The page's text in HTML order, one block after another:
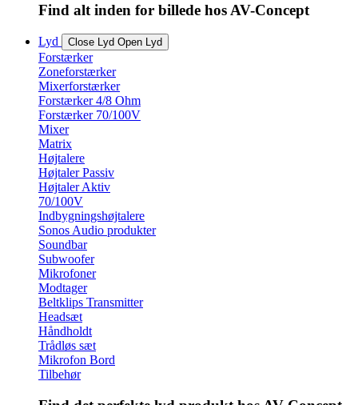
Find alt inden for billede hos AV-Concept
Lyd Close Lyd Open Lyd
Forstærker
Zoneforstærker
Mixerforstærker
Forstærker 4/8 Ohm
Forstærker 70/100V
Mixer
Matrix
Højtalere
Højtaler Passiv
Højtaler Aktiv
70/100V
Indbygningshøjtalere
Sonos Audio produkter
Soundbar
Subwoofer
Mikrofoner
Modtager
Beltklips Transmitter
Headsæt
Håndholdt
Trådløs sæt
Mikrofon Bord
Tilbehør